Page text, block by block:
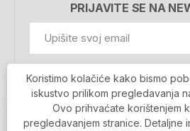
PRIJAVITE SE NA
Prihvaćam da se moji podaci
podataka i koriste u svrhu
newslettera
Koristimo kolačiće kako bismo
iskustvo prilikom pregledavanja
Ovo prihvaćate korištenjem
pregledavanjem stranice. Detaljne